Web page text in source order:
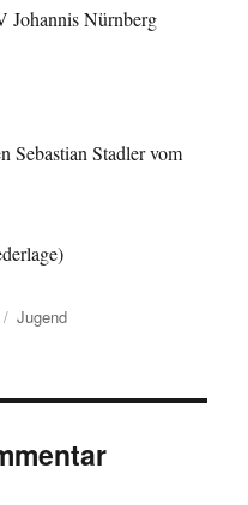
Johannis Nürnberg
Sebastian Stadler vom
Kategorien
Jugend